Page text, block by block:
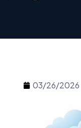
03/26/2026